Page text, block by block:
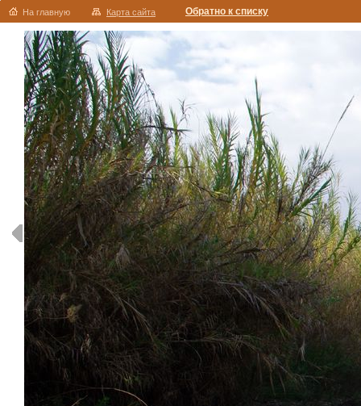
На главную Карта сайта Обратно к списку